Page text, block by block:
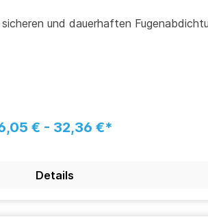
und dauerhaften
€ - 32,36 €*
Details